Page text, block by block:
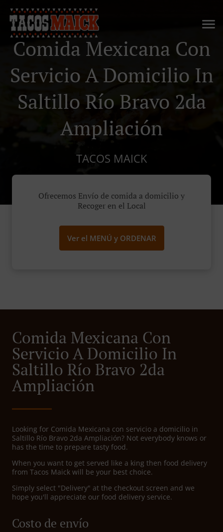
Comida Mexicana Con
Servicio A Domicilio In
Saltillo Río Bravo 2da
Ampliación
TACOS MAICK
Ofrecemos Envío de comida a domicilio y
Recoger en el Local
Ver el MENÚ y ORDENAR
Comida Mexicana Con
Servicio A Domicilio In
Saltillo Río Bravo 2da
Ampliación
Looking for Comida Mexicana con servicio a domicilio in
Saltillo Río Bravo 2da Ampliación? Not everybody knows or
has the time to prepare tasty food.
When you want to get served like a king then food delivery
from Tacos Maick will be your best choice.
Simply select "Delivery" at the checkout screen and we
hope you'll appreciate our food delivery service.
Costo de envío